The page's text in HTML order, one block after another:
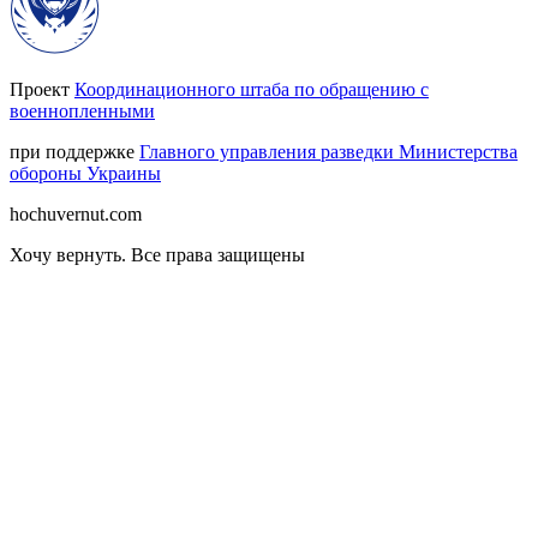
Проект Координационного штаба по обращению с
военнопленными
при поддержке Главного управления разведки Министерства
обороны Украины
hochuvernut.com
Хочу вернуть. Все права защищены